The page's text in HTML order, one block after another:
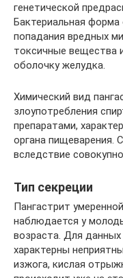
генетической
Бактериальная форма
попадания вредных
токсичные вещества
оболочку желудка.
Химический вид
злоупотребления
препаратами,
органа пищеварения.
вследствие
Тип секреции
Пангастрит
наблюдается у
возраста. Для
характерны
изжога, кислая